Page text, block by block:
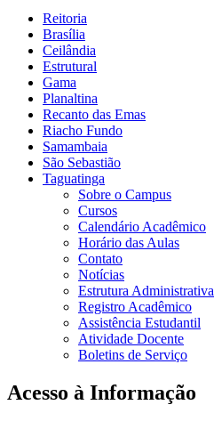
Reitoria
Brasília
Ceilândia
Estrutural
Gama
Planaltina
Recanto das Emas
Riacho Fundo
Samambaia
São Sebastião
Taguatinga
Sobre o Campus
Cursos
Calendário Acadêmico
Horário das Aulas
Contato
Notícias
Estrutura Administrativa
Registro Acadêmico
Assistência Estudantil
Atividade Docente
Boletins de Serviço
Acesso à Informação